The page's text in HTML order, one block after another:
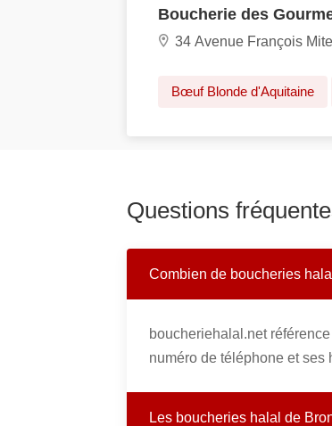
Boucherie des
34 Avenue François
Bœuf Blonde d'Aquitaine
Questions
Combien de boucheries
boucheriehalal.net
numéro de téléphone et ses
Les boucheries halal de